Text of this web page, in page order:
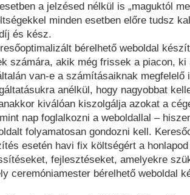
a jelzésed nélkül is „maguktól
minden esetben előre tudsz
és kész.
bérelhető weboldal
számára, akik még frissek a piacon, ki
van-e a számításaiknak megfelelő
anélkül, hogy nagyobbat
kiválóan kiszolgálja azokat a
nap foglalkozni a weboldallal –
folyamatosan gondozni kell.
esetén havi fix költségért a
fejlesztéseket, amelyekre
ceremóniamester bérelhető weboldal